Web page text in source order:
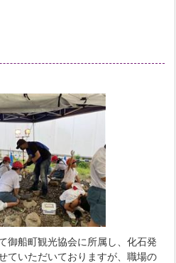
御船町観光協会に所属し、化石発
ていただいておりますが、職場の